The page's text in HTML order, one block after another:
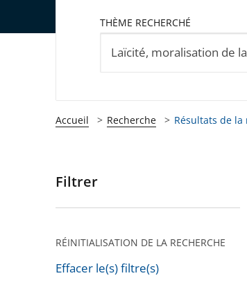
THÈME RECHERCHÉ
Accueil Recherche Résultats de la
Passer
pour
après
Filtrer
RÉINITIALISATION DE LA RECHERCHE
Effacer le(s) filtre(s)